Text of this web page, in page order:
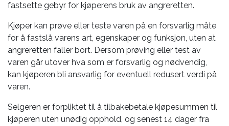
fastsette gebyr for kjøperens bruk av angreretten.
Kjøper kan prøve eller teste varen på en forsvarlig måte
for å fastslå varens art, egenskaper og funksjon, uten at
angreretten faller bort. Dersom prøving eller test av
varen går utover hva som er forsvarlig og nødvendig,
kan kjøperen bli ansvarlig for eventuell redusert verdi på
varen.
Selgeren er forpliktet til å tilbakebetale kjøpesummen til
kjøperen uten unødig opphold, og senest 14 dager fra